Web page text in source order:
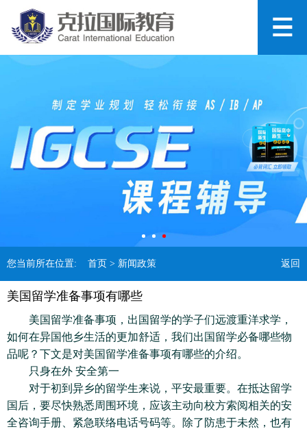
您当前所在位置: 首页 > 新闻政策 返回
美国留学准备事项有哪些
美国留学准备事项，出国留学的学子们远渡重洋求学，
如何在异国他乡生活的更加舒适，我们出国留学必备哪些物
品呢？下文是对美国留学准备事项有哪些的介绍。
只身在外 安全第一
对于初到异乡的留学生来说，平安最重要。在抵达留学
国后，要尽快熟悉周围环境，应该主动向校方索阅相关的安
全咨询手册、紧急联络电话号码等。除了防患于未然，也有